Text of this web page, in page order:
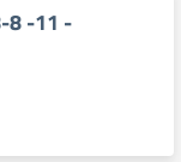
8 -11 -